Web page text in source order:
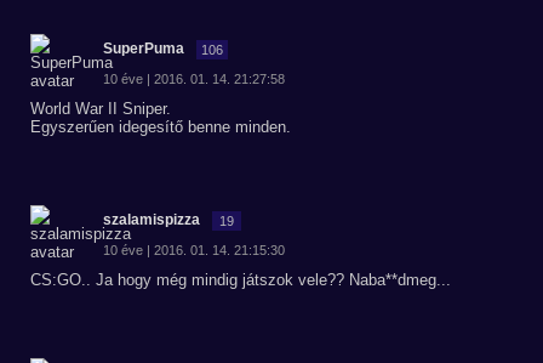
SuperPuma 106
10 éve | 2016. 01. 14. 21:27:58
World War II Sniper.
Egyszerűen idegesítő benne minden.
szalamispizza 19
10 éve | 2016. 01. 14. 21:15:30
CS:GO.. Ja hogy még mindig játszok vele?? Naba**dmeg...